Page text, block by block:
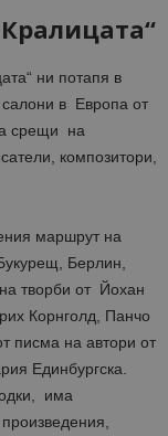
ни потапя в
в Европа от
срещи на
композитори,
маршрут на
Берлин,
творби от Йохан
Корнголд, Панчо
писма на автори от
Единбургска.
има